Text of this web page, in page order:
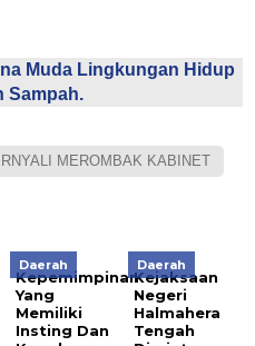
Muda Lingkungan Hidup
Sampah.
MEROMBAK KABINET
Daerah
Kepemimpinan
Yang
Memiliki
Insting Dan
Daerah
Kejaksaan
Negeri
Halmahera
Tengah